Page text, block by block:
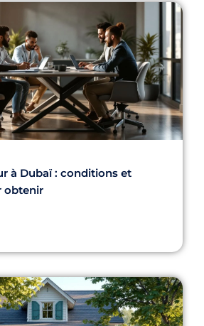
à Dubaï : conditions et
obtenir